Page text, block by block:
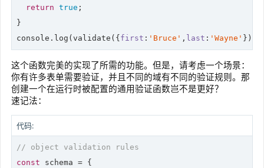
return true ;
console .log(validate({first : 'Bruce' , last : 'Wayne'
这个函数完美的实现了所需的功能。但是，请考虑一个场景：
你有许多表单需要验证，并且不同的域有不同的验证规则。那
创建一个在运行时被配置的通用验证函数岂不是更好？
速记法：
代码:
// object validation rules
const schema = {